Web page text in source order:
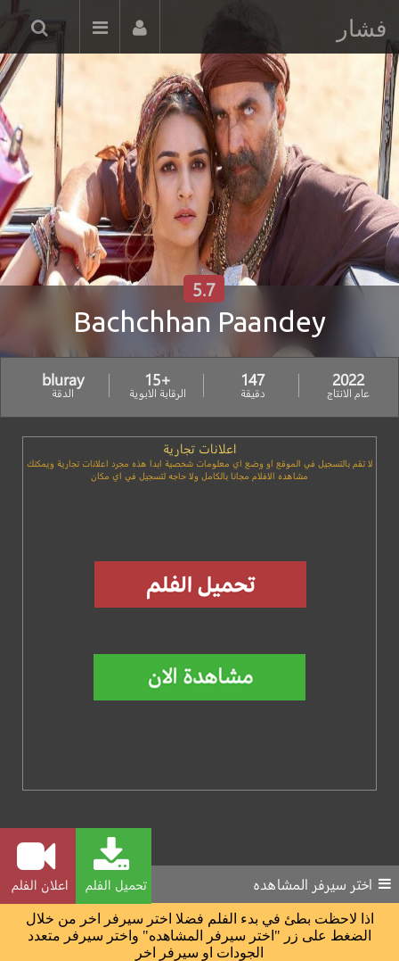
فشار
Bachchhan Paandey
5.7
2022
عام الانتاج
147
دقيقة
+15
الرقابة الابوية
bluray
الدقة
اعلانات تجارية
لا تقم بالتسجيل في الموقع او وضع اي معلومات شخصية ابدا هذه مجرد اعلانات تجارية ويمكنك
مشاهده الافلام مجانا بالكامل ولا حاجه لتسجيل في اي مكان
تحميل الفلم اعلان الفلم اختر سيرفر المشاهده
اذا لاحظت بطئ في بدء الفلم فضلا اختر سيرفر اخر من خلال
الضغط على زر "اختر سيرفر المشاهده" واختر سيرفر متعدد
الجودات او سيرفر اخر